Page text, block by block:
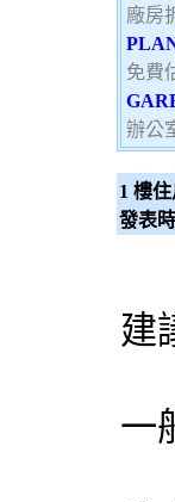
廠房
免費
辦公
1 樓住
發表
建
一